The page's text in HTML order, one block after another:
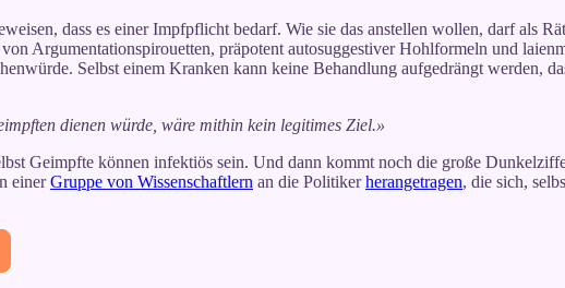
dass es einer Impfpflicht bedarf. Wie sie das anstellen wollen, darf als
Argumentationspirouetten, präpotent autosuggestiver Hohlformeln und
Selbst einem Kranken kann keine Behandlung aufgedrängt werden,
dienen würde, wäre mithin kein legitimes Ziel.»
Geimpfte können infektiös sein. Und dann kommt noch die große
einerGruppe von Wissenschaftlern an die Politikerherangetragen, die sich,